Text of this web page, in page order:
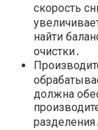
скорость
найти
очистки․
должна
разделения․